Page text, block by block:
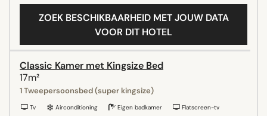
ZOEK BESCHIKBAARHEID MET JOUW DATA
VOOR DIT HOTEL
Classic Kamer met Kingsize Bed
17m²
1 Tweepersoonsbed (super kingsize)
Tv Airconditioning Eigen badkamer Flatscreen-tv